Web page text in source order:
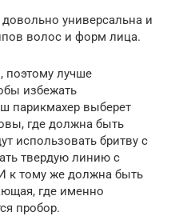
универсальна и
волос и форм лица.
поэтому лучше
избежать
парикмахер выберет
где должна быть
использовать бритву с
твердую линию с
к тому же должна быть
где именно
пробор.